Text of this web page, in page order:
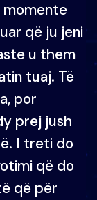
momente
që ju jeni
u them
tuaj. Të
por
prej jush
I treti do
që do
që për